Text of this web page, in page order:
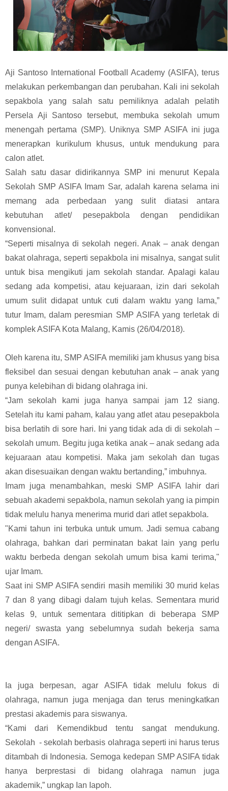
Aji Santoso International Football Academy (ASIFA), terus
melakukan perkembangan dan perubahan. Kali ini sekolah
sepakbola yang salah satu pemiliknya adalah pelatih
Persela Aji Santoso tersebut, membuka sekolah umum
menengah pertama (SMP). Uniknya SMP ASIFA ini juga
menerapkan kurikulum khusus, untuk mendukung para
calon atlet.
Salah satu dasar didirikannya SMP ini menurut Kepala
Sekolah SMP ASIFA Imam Sar, adalah karena selama ini
memang ada perbedaan yang sulit diatasi antara
kebutuhan atlet/ pesepakbola dengan pendidikan
konvensional.
“Seperti misalnya di sekolah negeri. Anak – anak dengan
bakat olahraga, seperti sepakbola ini misalnya, sangat sulit
untuk bisa mengikuti jam sekolah standar. Apalagi kalau
sedang ada kompetisi, atau kejuaraan, izin dari sekolah
umum sulit didapat untuk cuti dalam waktu yang lama,”
tutur Imam, dalam peresmian SMP ASIFA yang terletak di
komplek ASIFA Kota Malang, Kamis (26/04/2018).
Oleh karena itu, SMP ASIFA memiliki jam khusus yang bisa
fleksibel dan sesuai dengan kebutuhan anak – anak yang
punya kelebihan di bidang olahraga ini.
“Jam sekolah kami juga hanya sampai jam 12 siang.
Setelah itu kami paham, kalau yang atlet atau pesepakbola
bisa berlatih di sore hari. Ini yang tidak ada di di sekolah –
sekolah umum. Begitu juga ketika anak – anak sedang ada
kejuaraan atau kompetisi. Maka jam sekolah dan tugas
akan disesuaikan dengan waktu bertanding,” imbuhnya.
Imam juga menambahkan, meski SMP ASIFA lahir dari
sebuah akademi sepakbola, namun sekolah yang ia pimpin
tidak melulu hanya menerima murid dari atlet sepakbola.
"Kami tahun ini terbuka untuk umum. Jadi semua cabang
olahraga, bahkan dari perminatan bakat lain yang perlu
waktu berbeda dengan sekolah umum bisa kami terima,"
ujar Imam.
Saat ini SMP ASIFA sendiri masih memiliki 30 murid kelas
7 dan 8 yang dibagi dalam tujuh kelas. Sementara murid
kelas 9, untuk sementara dititipkan di beberapa SMP
negeri/ swasta yang sebelumnya sudah bekerja sama
dengan ASIFA.
Ia juga berpesan, agar ASIFA tidak melulu fokus di
olahraga, namun juga menjaga dan terus meningkatkan
prestasi akademis para siswanya.
“Kami dari Kemendikbud tentu sangat mendukung.
Sekolah - sekolah berbasis olahraga seperti ini harus terus
ditambah di Indonesia. Semoga kedepan SMP ASIFA tidak
hanya berprestasi di bidang olahraga namun juga
akademik,” ungkap Ian Iapoh.